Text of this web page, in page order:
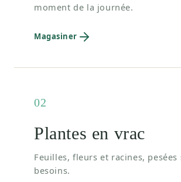
moment de la journée.
Magasiner
02
Plantes en vrac
Feuilles, fleurs et racines, pesées
besoins.